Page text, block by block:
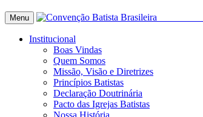
Menu
Institucional
Boas Vindas
Quem Somos
Missão, Visão e Diretrizes
Princípios Batistas
Declaração Doutrinária
Pacto das Igrejas Batistas